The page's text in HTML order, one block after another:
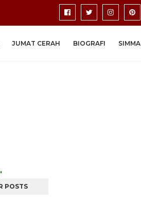
JUMAT CERAH BIOGRAFI SIMMA
POSTS